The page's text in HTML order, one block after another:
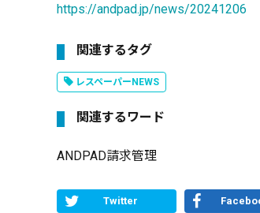
https://andpad.jp/news/20241206
関連するタグ
レスペーパーNEWS
関連するワード
ANDPAD請求管理
Twitter